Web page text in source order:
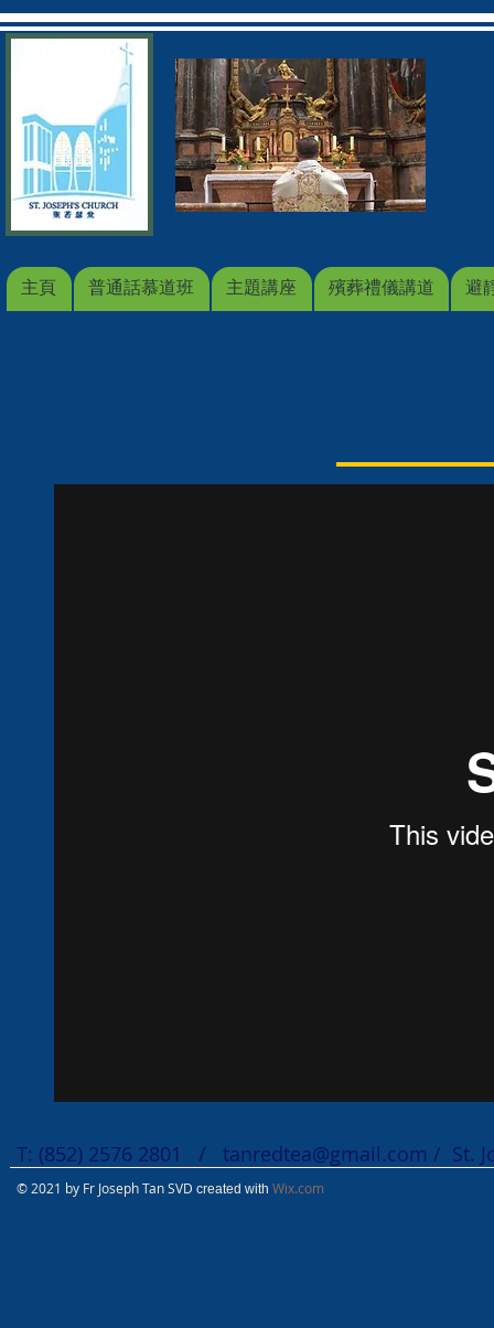
主頁 普通話慕道班 主題講座 殯葬禮儀講道 避
T: (852) 2576 2801 / tanredtea@gmail.com / St.
© 2021 by Fr Joseph Tan SVD created with Wix.com